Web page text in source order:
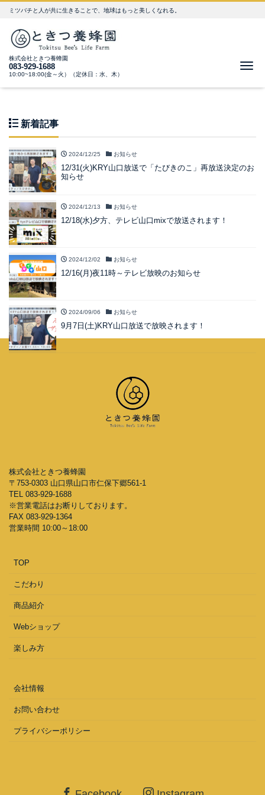
ミツバチと人が共に生きることで、地球はもっと美しくなれる。
株式会社ときつ養蜂園
083-929-1688
10:00~18:00(金～火）（定休日：水、木）
新着記事
2024/12/25 お知らせ
12/31(火)KRY山口放送で「たびきのこ」再放送決定のお
知らせ
2024/12/13 お知らせ
12/18(水)夕方、テレビ山口mixで放送されます！
2024/12/02 お知らせ
12/16(月)夜11時～テレビ放映のお知らせ
2024/09/06 お知らせ
9月7日(土)KRY山口放送で放映されます！
株式会社ときつ養蜂園
〒753-0303 山口県山口市仁保下郷561-1
TEL 083-929-1688
※営業電話はお断りしております。
FAX 083-929-1364
営業時間 10:00～18:00
TOP
こだわり
商品紹介
Webショップ
楽しみ方
会社情報
お問い合わせ
プライバシーポリシー